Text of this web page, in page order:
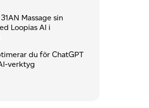
Massage sin
Loopias AI i
du för ChatGPT
verktyg